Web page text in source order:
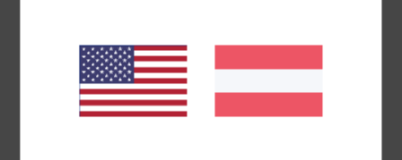
Komfort
5.0
Preis-Leistungs-Verhältnis